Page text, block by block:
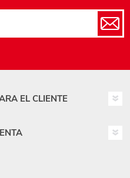
EL CLIENTE